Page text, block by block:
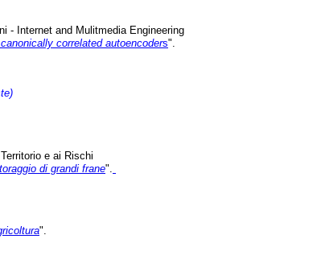
- Internet and Mulitmedia Engineering
correlated autoencoders".
e ai Rischi
di grandi frane".
".